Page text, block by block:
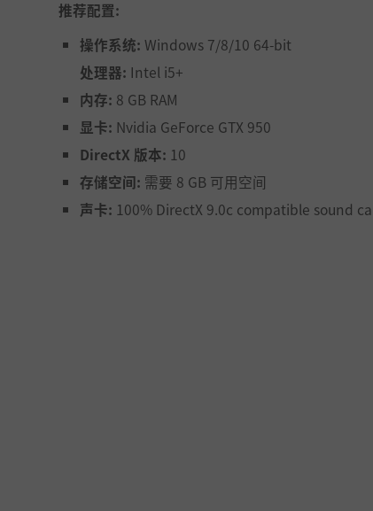
推荐配置:
操作系统: Windows 7/8/10 64-bit
处理器: Intel i5+
内存: 8 GB RAM
显卡: Nvidia GeForce GTX 950
DirectX 版本: 10
存储空间: 需要 8 GB 可用空间
声卡: 100% DirectX 9.0c compatible sound